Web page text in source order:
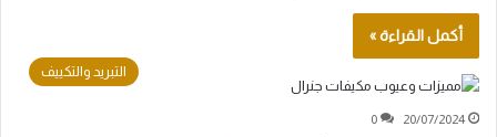
أكمل القراءة »
التبريد والتكييف
20/07/2024
0